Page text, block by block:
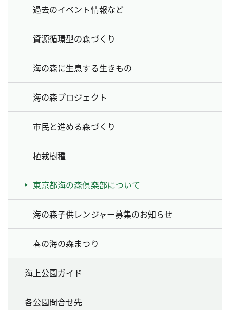
過去のイベント情報など
資源循環型の森づくり
海の森に生息する生きもの
海の森プロジェクト
市民と進める森づくり
植栽樹種
東京都海の森倶楽部について
海の森子供レンジャー募集のお知らせ
春の海の森まつり
海上公園ガイド
各公園問合せ先